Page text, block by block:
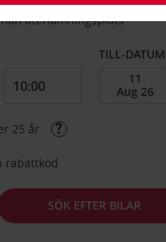
återlämningsplats
TILL-DATUM
25 år
rabattkod
SÖK EFTER BILAR